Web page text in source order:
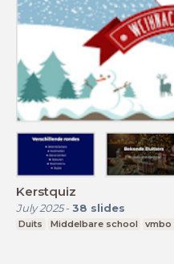
Kerstquiz
July 2025- 38 slides
Duits Middelbare school vmbo